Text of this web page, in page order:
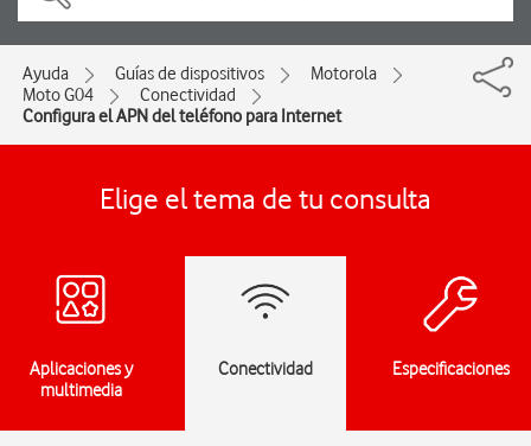
Ayuda Guías de dispositivos
Motorola
Moto G04
Conectividad
Configura el APN del teléfono para Internet
Elige el tema de tu consulta
Aplicaciones y
multimedia
Conectividad Especificaciones